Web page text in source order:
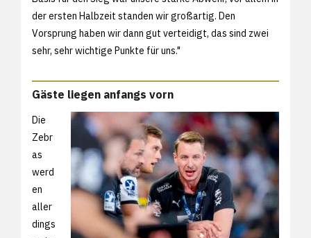
der ersten Halbzeit standen wir großartig. Den
Vorsprung haben wir dann gut verteidigt, das sind zwei
sehr, sehr wichtige Punkte für uns."
Gäste liegen anfangs vorn
Die
Zebr
as
werd
en
aller
dings